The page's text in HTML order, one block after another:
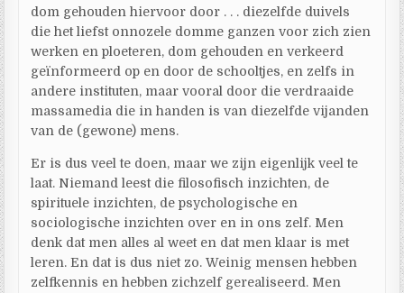
dom gehouden hiervoor door . . . diezelfde duivels
die het liefst onnozele domme ganzen voor zich zien
werken en ploeteren, dom gehouden en verkeerd
geïnformeerd op en door de schooltjes, en zelfs in
andere instituten, maar vooral door die verdraaide
massamedia die in handen is van diezelfde vijanden
van de (gewone) mens.
Er is dus veel te doen, maar we zijn eigenlijk veel te
laat. Niemand leest die filosofisch inzichten, de
spirituele inzichten, de psychologische en
sociologische inzichten over en in ons zelf. Men
denk dat men alles al weet en dat men klaar is met
leren. En dat is dus niet zo. Weinig mensen hebben
zelfkennis en hebben zichzelf gerealiseerd. Men